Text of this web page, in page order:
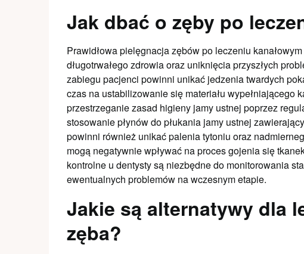
Jak dbać o zęby po
Prawidłowa pielęgnacja zębów po leczeniu
długotrwałego zdrowia oraz uniknięcia przyszłych
zabiegu pacjenci powinni unikać jedzenia twardych
czas na ustabilizowanie się materiału wypełniającego
przestrzeganie zasad higieny jamy ustnej poprzez
stosowanie płynów do płukania jamy ustnej
powinni również unikać palenia tytoniu oraz
mogą negatywnie wpływać na proces gojenia się
kontrolne u dentysty są niezbędne do monitorowania
ewentualnych problemów na wczesnym etapie.
Jakie są alternatywy dla
zęba?